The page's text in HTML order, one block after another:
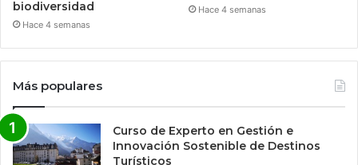
biodiversidad
Hace 4 semanas
Hace 4 semanas
Más populares
Curso de Experto en Gestión e
Innovación Sostenible de Destinos
Turísticos